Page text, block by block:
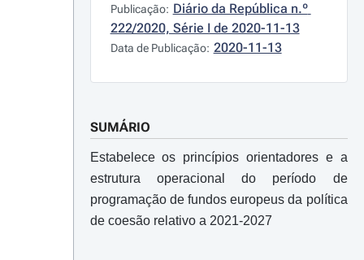
Publicação: Diário da República n.º
222/2020, Série I de 2020-11-13
Data de Publicação: 2020-11-13
SUMÁRIO
Estabelece os princípios orientadores e a
estrutura operacional do período de
programação de fundos europeus da política
de coesão relativo a 2021-2027